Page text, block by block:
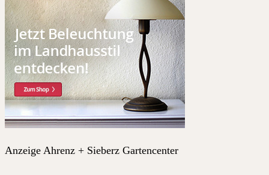
Anzeige Ahrenz + Sieberz Gartencenter